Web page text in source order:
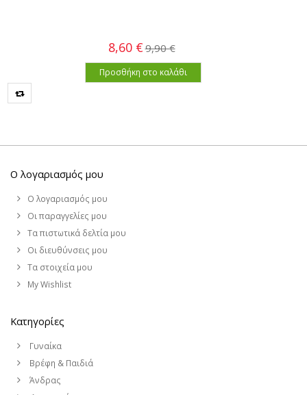
8,60 €9,90 €
Προσθήκη στο καλάθι
Ο λογαριασμός μου
Ο λογαριασμός μου
Οι παραγγελίες μου
Τα πιστωτικά δελτία μου
Οι διευθύνσεις μου
Τα στοιχεία μου
My Wishlist
Κατηγορίες
Γυναίκα
Βρέφη & Παιδιά
Άνδρας